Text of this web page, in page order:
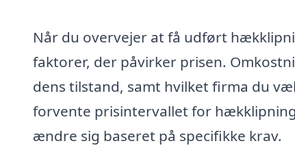
Når du overvejer at få udført
faktorer, der påvirker prisen.
dens tilstand, samt hvilket firma du
forvente prisintervallet for
ændre sig baseret på specifikke krav.